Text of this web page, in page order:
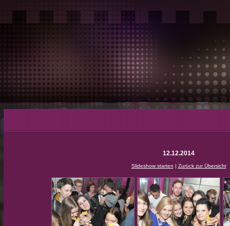
12.12.2014
Slideshow starten | Zurück zur Übersicht